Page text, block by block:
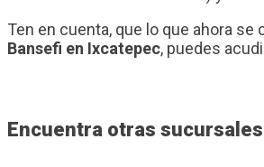
Ten en cuenta, que lo que ahora
Bansefi en Ixcatepec, puedes
Encuentra otras